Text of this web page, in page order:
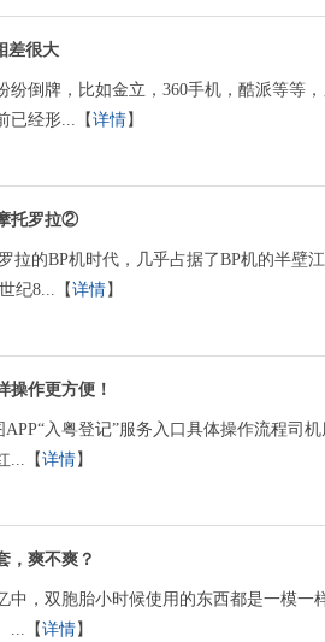
差很大
倒牌，比如金立，360手机，酷派等等
已经形...【详情】
托罗拉②
拉的BP机时代，几乎占据了BP机的半壁
纪8...【详情】
操作更方便！
入粤登记”服务入口具体操作流程司
...【详情】
，爽不爽？
，双胞胎小时候使用的东西都是一模一
...【详情】